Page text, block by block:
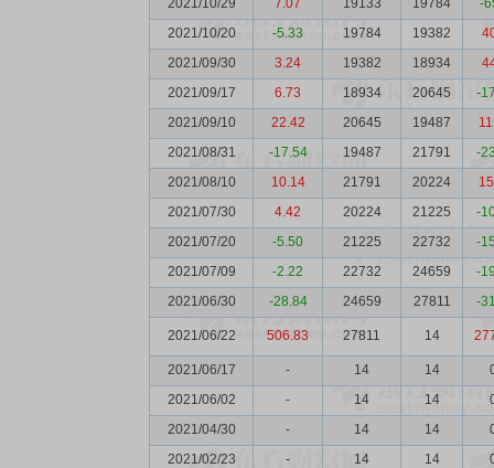
2021/10/29
7.07 19133 19784
-
2021/10/20
-5.33 19784 19382
2021/09/30
3.24 19382 18934
2021/09/17
6.73 18934 20645
-
2021/09/10
22.42 20645 19487
2021/08/31
-17.54 19487 21791
-
2021/08/10
10.14 21791 20224
2021/07/30
4.42 20224 21225
-
2021/07/20
-5.50 21225 22732
-
2021/07/09
-2.22 22732 24659
-
2021/06/30
-28.84 24659 27811 -
2021/06/22 506.83 27811 14
2021/06/17 - 14 14
2021/06/02
- 14 14
2021/04/30
- 14 14
2021/02/23
- 14 14